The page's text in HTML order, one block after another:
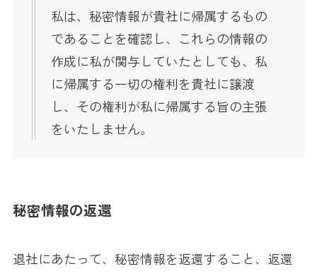
私は、秘密情報が貴社に帰属するもの
であることを確認し、これらの情報の
作成に私が関与していたとしても、私
に帰属する一切の権利を貴社に譲渡
し、その権利が私に帰属する旨の主張
をいたしません。
秘密情報の返還
退社にあたって、秘密情報を返還すること、返還